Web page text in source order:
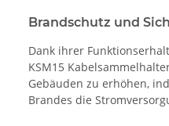
Brandschutz und
Dank ihrer
KSM15
Gebäuden zu erhöhen,
Brandes die